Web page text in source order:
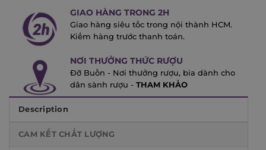
GIAO HÀNG TRONG 2H
Giao hàng siêu tốc trong nội thành HCM.
Kiểm hàng trước thanh toán.
NƠI THƯỞNG THỨC RƯỢU
Đỡ Buồn - Nơi thưởng rượu, bia dành cho
dân sành rượu - THAM KHẢO
Description
CAM KẾT CHẤT LƯỢNG